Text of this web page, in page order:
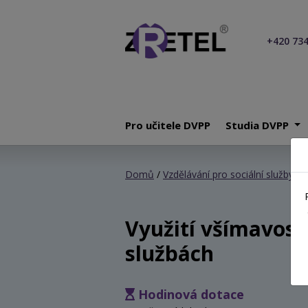
+420
Pro učitele DVPP Studia DVPP
Domů / Vzdělávání pro sociální služby/
Využití
službách
Hodinová dotace